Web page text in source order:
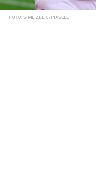
FOTO: SIME ZELIC/PIXSELL